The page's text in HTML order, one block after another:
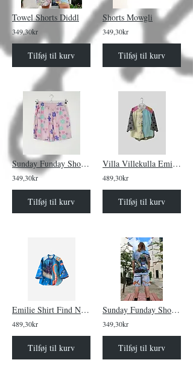
Towel Shorts Diddl
349,30kr
Tilføj til kurv
Shorts Mowgli
349,30kr
Tilføj til kurv
Sunday Funday Shorts Snow Flakes
349,30kr
Tilføj til kurv
Villa Villekulla Emilie Shirt Black Dots
489,30kr
Tilføj til kurv
Emilie Shirt Find NEMO!
489,30kr
Tilføj til kurv
Sunday Funday Shorts Planes
349,30kr
Tilføj til kurv